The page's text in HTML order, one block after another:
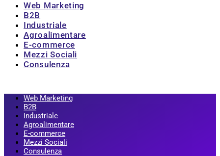
Web Marketing
B2B
Industriale
Agroalimentare
E-commerce
Mezzi Sociali
Consulenza
Web Marketing
B2B
Industriale
Agroalimentare
E-commerce
Mezzi Sociali
Consulenza